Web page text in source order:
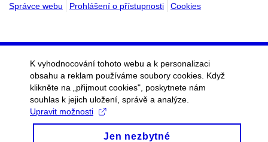
Správce webu
Prohlášení o přístupnosti Cookies
K vyhodnocování tohoto webu a k personalizaci
obsahu a reklam používáme soubory cookies. Když
klikněte na „přijmout cookies", poskytnete nám
souhlas k jejich uložení, správě a analýze.
Upravit možnosti
Jen nezbytné